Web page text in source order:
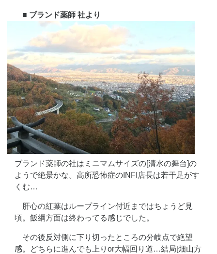
■ ブランド薬師 社より
ブランド薬師の社はミニマムサイズの[清水の舞台]の
ようで絶景かな。高所恐怖症のINFI店長は若干足がす
くむ…
肝心の紅葉はループライン付近まではちょうど見
頃。飯綱方面は終わってる感じでした。
その後反対側に下り切ったところの分岐点で絶望
感。どちらに進んでも上りor大幅回り道…結局[畑山方